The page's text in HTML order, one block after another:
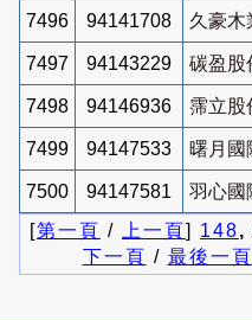
7496 94141708 久豪木
7497 94143229 碳盈股
7498 94146936 霈立股
7499 94147533 曙月國
7500 94147581
羽心國
[第一頁 / 上一頁] 148,
下一頁 / 最後一頁